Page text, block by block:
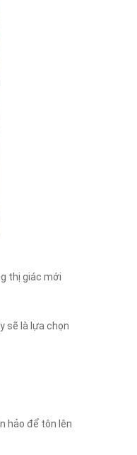
thị giác mới
sẽ là lựa chọn
hảo để tôn lên